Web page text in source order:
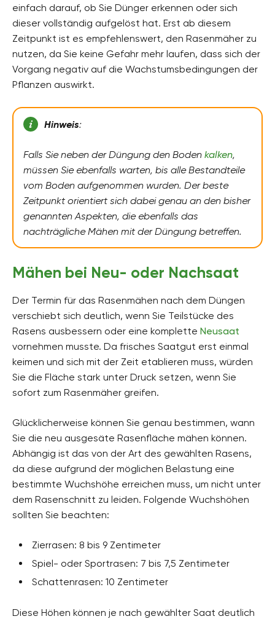
einfach darauf, ob Sie Dünger erkennen oder sich
dieser vollständig aufgelöst hat. Erst ab diesem
Zeitpunkt ist es empfehlenswert, den Rasenmäher zu
nutzen, da Sie keine Gefahr mehr laufen, dass sich der
Vorgang negativ auf die Wachstumsbedingungen der
Pflanzen auswirkt.
Hinweis:
Falls Sie neben der Düngung den Boden kalken,
müssen Sie ebenfalls warten, bis alle Bestandteile
vom Boden aufgenommen wurden. Der beste
Zeitpunkt orientiert sich dabei genau an den bisher
genannten Aspekten, die ebenfalls das
nachträgliche Mähen mit der Düngung betreffen.
Mähen bei Neu- oder Nachsaat
Der Termin für das Rasenmähen nach dem Düngen
verschiebt sich deutlich, wenn Sie Teilstücke des
Rasens ausbessern oder eine komplette Neusaat
vornehmen musste. Da frisches Saatgut erst einmal
keimen und sich mit der Zeit etablieren muss, würden
Sie die Fläche stark unter Druck setzen, wenn Sie
sofort zum Rasenmäher greifen.
Glücklicherweise können Sie genau bestimmen, wann
Sie die neu ausgesäte Rasenfläche mähen können.
Abhängig ist das von der Art des gewählten Rasens,
da diese aufgrund der möglichen Belastung eine
bestimmte Wuchshöhe erreichen muss, um nicht unter
dem Rasenschnitt zu leiden. Folgende Wuchshöhen
sollten Sie beachten:
Zierrasen: 8 bis 9 Zentimeter
Spiel- oder Sportrasen: 7 bis 7,5 Zentimeter
Schattenrasen: 10 Zentimeter
Diese Höhen können je nach gewählter Saat deutlich